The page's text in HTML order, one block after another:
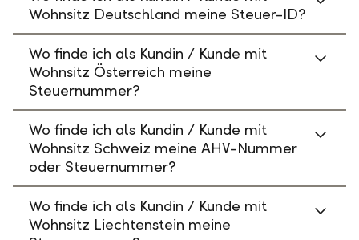
Wohnsitz Deutschland meine Steuer-ID?
Wo finde ich als Kundin / Kunde mit
Wohnsitz Österreich meine
Steuernummer?
Wo finde ich als Kundin / Kunde mit
Wohnsitz Schweiz meine AHV-Nummer
oder Steuernummer?
Wo finde ich als Kundin / Kunde mit
Wohnsitz Liechtenstein meine